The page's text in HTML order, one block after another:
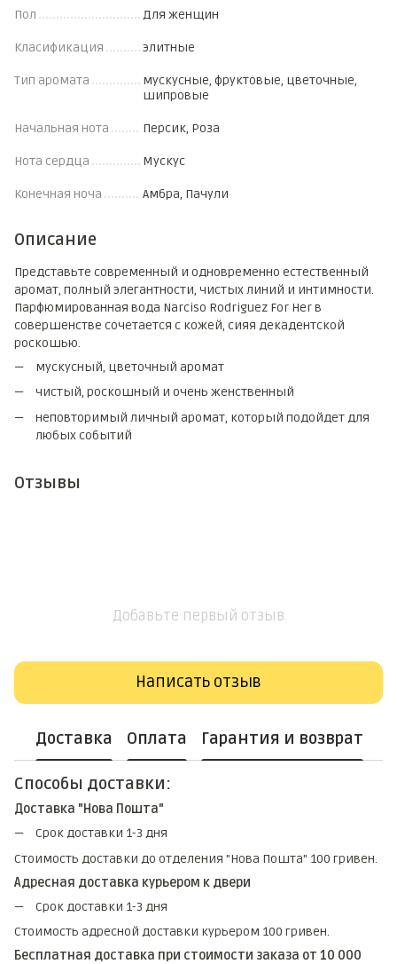
Пол Для женщин
Класификация элитные
Тип аромата
мускусные, фруктовые, цветочные,
шипровые
Начальная нота Персик, Роза
Нота сердца Мускус
Конечная ноча Амбра, Пачули
Описание
Представьте современный и одновременно естественный
аромат, полный элегантности, чистых линий и интимности.
Парфюмированная вода Narciso Rodriguez For Her в
совершенстве сочетается с кожей, сияя декадентской
роскошью.
мускусный, цветочный аромат
чистый, роскошный и очень женственный
неповторимый личный аромат, который подойдет для
любых событий
Отзывы
Добавьте первый отзыв
Написать отзыв
Доставка Оплата Гарантия и возврат
Способы доставки:
Доставка "Нова Пошта"
Срок доставки 1-3 дня
Стоимость доставки до отделения "Нова Пошта" 100 гривен.
Адресная доставка курьером к двери
Срок доставки 1-3 дня
Стоимость адресной доставки курьером 100 гривен.
Бесплатная доставка при стоимости заказа от 10 000